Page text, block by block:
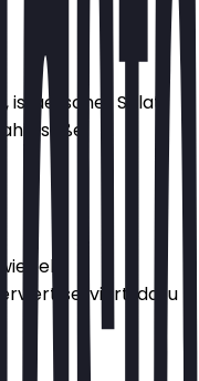
israelischer Salat,
serviert, dazu